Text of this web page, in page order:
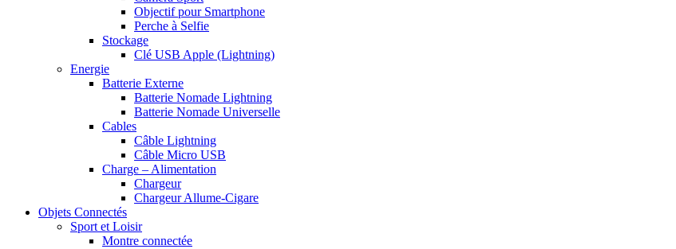
Objectif pour Smartphone
Perche à Selfie
Stockage
Clé USB Apple (Lightning)
Energie
Batterie Externe
Batterie Nomade Lightning
Batterie Nomade Universelle
Cables
Câble Lightning
Câble Micro USB
Charge – Alimentation
Chargeur
Chargeur Allume-Cigare
Objets Connectés
Sport et Loisir
Montre connectée